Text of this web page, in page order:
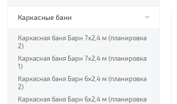
Каркасные бани
Каркасная баня Барн 7х2,4 м (планировка
2)
Каркасная баня Барн 7х2,4 м (планировка
1)
Каркасная баня Барн 6х2,4 м (планировка
2)
Каркасная баня Барн 6х2,4 м (планировка